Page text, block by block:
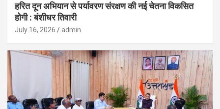
हरित दून अभियान से पर्यावरण संरक्षण की नई चेतना विकसित
होगी : बंशीधर तिवारी
July 16, 2026 admin